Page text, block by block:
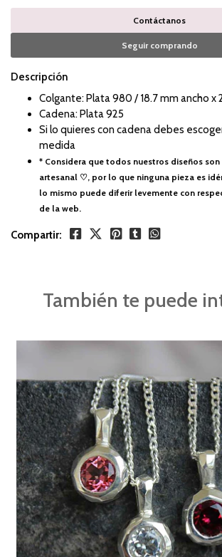
Contáctanos
Seguir comprando
Descripción
Colgante: Plata 980 / 18.7 mm ancho x
Cadena: Plata 925
Si lo quieres con cadena debes
medida
* Considera que todos nuestros diseños
artesanal ♡, por lo que ninguna pieza es
lo mismo puede diferir levemente con
de la web.
Compartir:
También te puede